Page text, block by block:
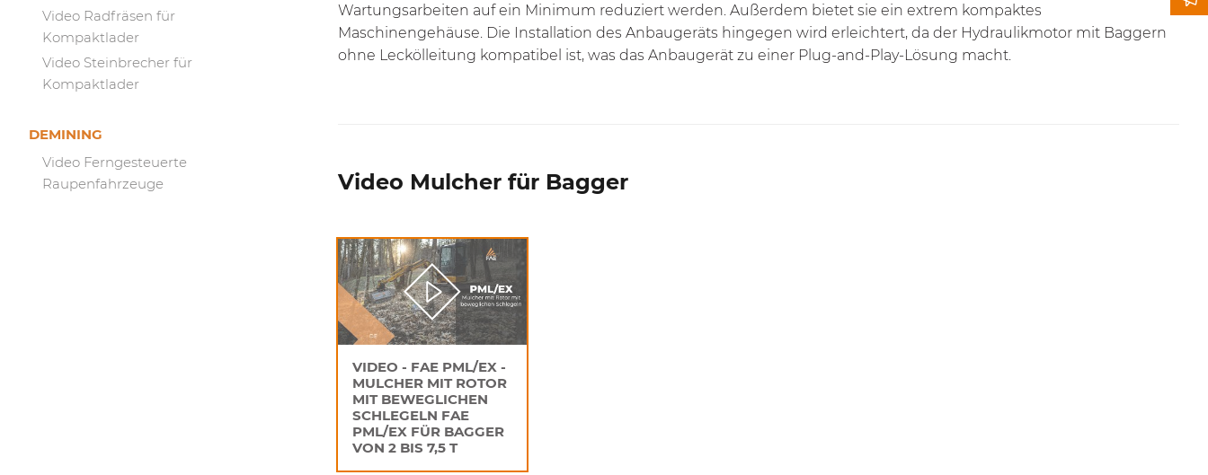
Video Radfräsen für
Kompaktlader
Video Steinbrecher für
Kompaktlader
DEMINING
Video Ferngesteuerte
Raupenfahrzeuge
Wartungsarbeiten auf ein Minimum reduziert werden. Außerdem bietet sie ein extrem kompaktes
Maschinengehäuse. Die Installation des Anbaugeräts hingegen wird erleichtert, da der Hydraulikmotor mit Baggern
ohne Leckölleitung kompatibel ist, was das Anbaugerät zu einer Plug-and-Play-Lösung macht.
Video Mulcher für Bagger
VIDEO - FAE PML/EX -
MULCHER MIT ROTOR
MIT BEWEGLICHEN
SCHLEGELN FAE
PML/EX FÜR BAGGER
VON 2 BIS 7,5 T